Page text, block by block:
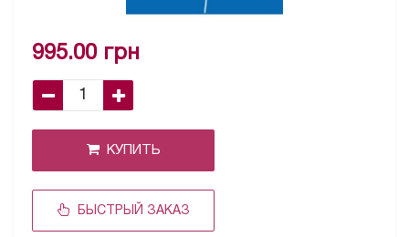
995.00 грн
КУПИТЬ
БЫСТРЫЙ ЗАКАЗ